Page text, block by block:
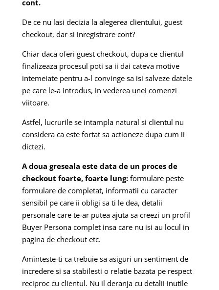
cont.
De ce nu lasi decizia la alegerea clientului, guest
checkout, dar si inregistrare cont?
Chiar daca oferi guest checkout, dupa ce clientul
finalizeaza procesul poti sa ii dai cateva motive
intemeiate pentru a-l convinge sa isi salveze datele
pe care le-a introdus, in vederea unei comenzi
viitoare.
Astfel, lucrurile se intampla natural si clientul nu
considera ca este fortat sa actioneze dupa cum ii
dictezi.
A doua greseala este data de un proces de
checkout foarte, foarte lung:formulare peste
formulare de completat, informatii cu caracter
sensibil pe care ii obligi sa ti le dea, detalii
personale care te-ar putea ajuta sa creezi un profil
Buyer Persona complet insa care nu isi au locul in
pagina de checkout etc.
Aminteste-ti ca trebuie sa asiguri un sentiment de
incredere si sa stabilesti o relatie bazata pe respect
reciproc cu clientul. Nu il deranja cu detalii inutile